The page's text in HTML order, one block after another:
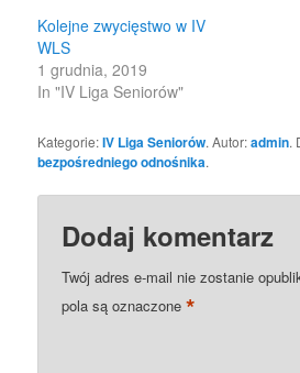
Kolejne zwycięstwo w IV
WLS
1 grudnia, 2019
In "IV Liga Seniorów"
Kategorie:IV Liga Seniorów. Autor:admin.
bezpośredniego odnośnika.
Dodaj komentarz
Twój adres e-mail nie zostanie
pola są oznaczone*